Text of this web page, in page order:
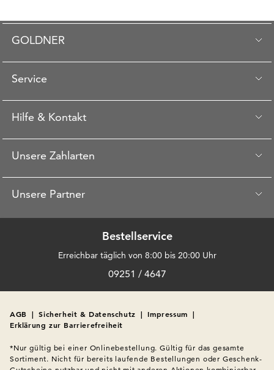
GOLDNER
Service
Hilfe & Kontakt
Unsere Zahlarten
Unsere Partner
Bestellservice
Erreichbar täglich von 8:00 bis 20:00 Uhr
09251 / 4647
AGB | Sicherheit & Datenschutz | Impressum |
Erklärung zur Barrierefreiheit
*Nur gültig bei einer Onlinebestellung. Gültig für das gesamte
Sortiment. Nicht für bereits laufende Bestellungen oder Geschenk-